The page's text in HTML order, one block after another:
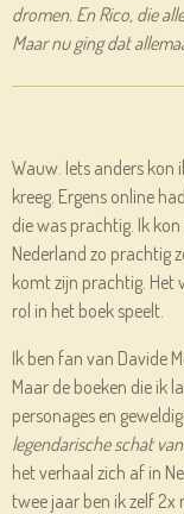
dromen. En Rico, die
Maar nu ging dat
Wauw. Iets anders kon
kreeg. Ergens online
die was prachtig. Ik
Nederland zo prachtig
komt zijn prachtig. Het
rol in het boek speelt.
Ik ben fan van Davide
Maar de boeken die ik
personages en
legendarische schat
het verhaal zich af in
twee jaar ben ik zelf 2x